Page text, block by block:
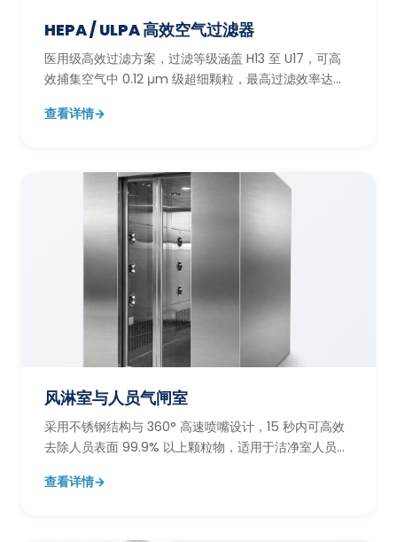
HEPA / ULPA 高效空气过滤器
医用级高效过滤方案，过滤等级涵盖 H13 至 U17，可高
效捕集空气中 0.12 μm 级超细颗粒，最高过滤效率达
查看详情→
风淋室与人员气闸室
采用不锈钢结构与 360° 高速喷嘴设计，15 秒内可高效
去除人员表面 99.9% 以上颗粒物，适用于洁净室人员进
查看详情→